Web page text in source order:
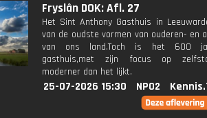
Fryslân DOK: Afl. 27
Het Sint Anthony Gasthuis in
van de oudste vormen van ouderen- en
van ons land.Toch is het 600
gasthuis,met zijn focus op
moderner dan het lijkt.
25-07-2026 15:30 NPO2